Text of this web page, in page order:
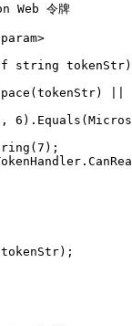
Web 令牌
string tokenStr)
||